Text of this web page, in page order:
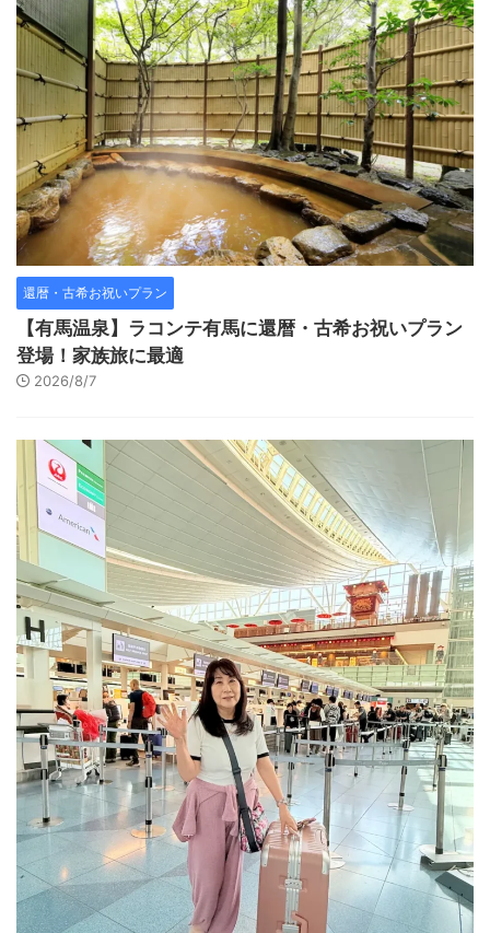
還暦・古希お祝いプラン
【有馬温泉】ラコンテ有馬に還暦・古希お祝いプラン
登場！家族旅に最適
2026/8/7